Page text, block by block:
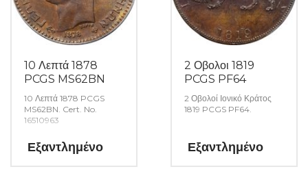
10 Λεπτά 1878
PCGS MS62BN
10 Λεπτά 1878 PCGS
MS62BN. Cert. No.
16510963
Εξαντλημένο
2 Οβολοι 1819
PCGS PF64
2 Οβολοί Ιονικό Κράτος
1819 PCGS PF64.
Εξαντλημένο